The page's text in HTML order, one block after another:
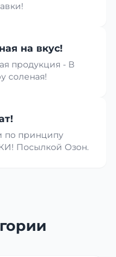
на вкус!
продукция - В
соленая!
по принципу
Посылкой Озон.